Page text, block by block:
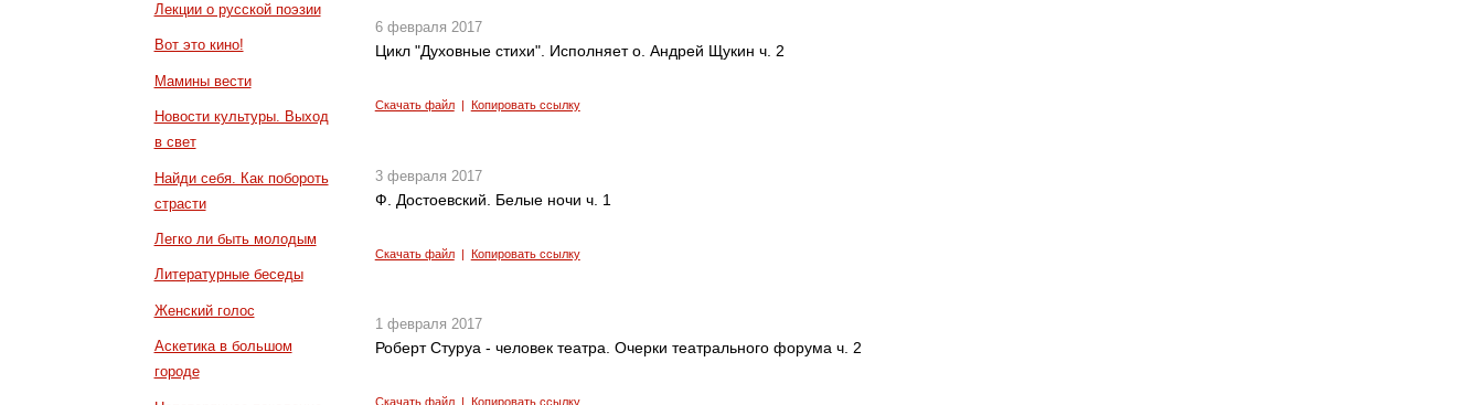
Лекции о русской поэзии
Вот это кино!
Мамины вести
Новости культуры. Выход
в свет
Найди себя. Как побороть
страсти
Легко ли быть молодым
Литературные беседы
Женский голос
Аскетика в большом
городе
6 февраля 2017
Цикл "Духовные стихи". Исполняет о. Андрей Щукин ч. 2
Скачать файл| Копировать ссылку
3 февраля 2017
Ф. Достоевский. Белые ночи ч. 1
Скачать файл| Копировать ссылку
1 февраля 2017
Роберт Стуруа - человек театра. Очерки театрального форума ч. 2
Скачать файл| Копировать ссылку